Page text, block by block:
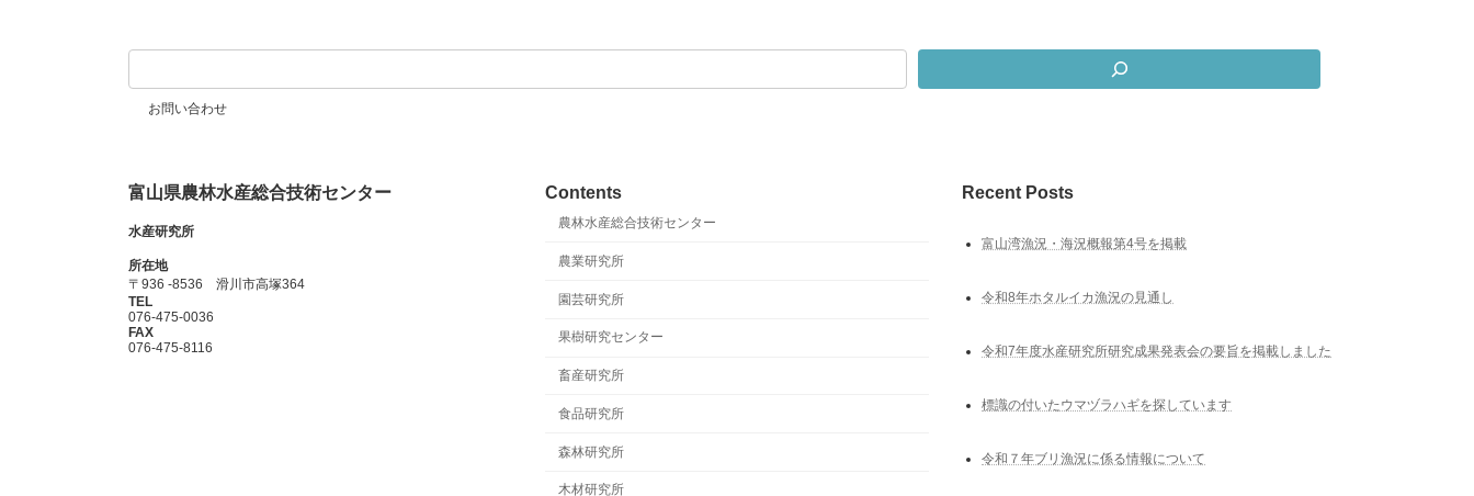
の
ペ
ジ
送
り
ジ
ジ
ジ
お問い合わせ
富山県農林水産総合技術センター
水産研究所
所在地
〒936 -8536 滑川市高塚364
TEL
076-475-0036
FAX
076-475-8116
Contents
農林水産総合技術センター
農業研究所
園芸研究所
果樹研究センター
畜産研究所
食品研究所
森林研究所
木材研究所
Recent Posts
富山湾漁況・海況概報第4号を掲載
令和8年ホタルイカ漁況の見通し
令和7年度水産研究所研究成果発表会の要旨を掲載しました
標識の付いたウマヅラハギを探しています
令和７年ブリ漁況に係る情報について